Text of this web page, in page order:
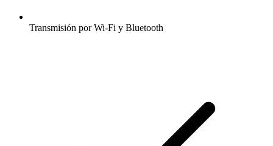
Transmisión por Wi-Fi y Bluetooth